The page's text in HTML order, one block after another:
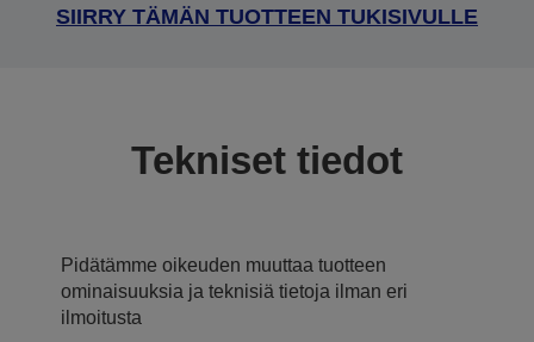
SIIRRY TÄMÄN TUOTTEEN TUKISIVULLE
Tekniset tiedot
Pidätämme oikeuden muuttaa tuotteen
ominaisuuksia ja teknisiä tietoja ilman eri
ilmoitusta